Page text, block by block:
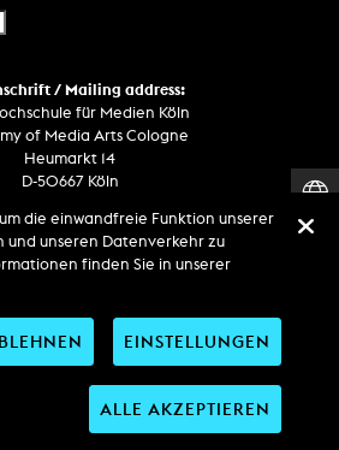
/ Mailing address:
für Medien Köln
of Media Arts Cologne
Heumarkt 14
D-50667 Köln
Telefon
+49 221 201 89 - 0 / - 400
+49 151 186 863 40 (19 Uhr bis 6 Uhr)
Sie uns auf
die einwandfreie Funktion unserer
und unseren Datenverkehr zu
finden Sie in unserer
EINSTELLUNGEN
ALLE AKZEPTIEREN